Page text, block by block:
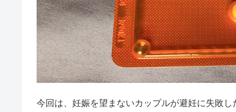
今回は、妊娠を望まないカップルが避妊に失敗